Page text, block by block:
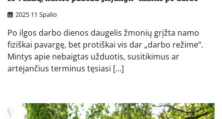
2025 11 Spalio
Po ilgos darbo dienos daugelis žmonių grįžta namo
fiziškai pavargę, bet protiškai vis dar „darbo režime“.
Mintys apie nebaigtas užduotis, susitikimus ar
artėjančius terminus tęsiasi […]